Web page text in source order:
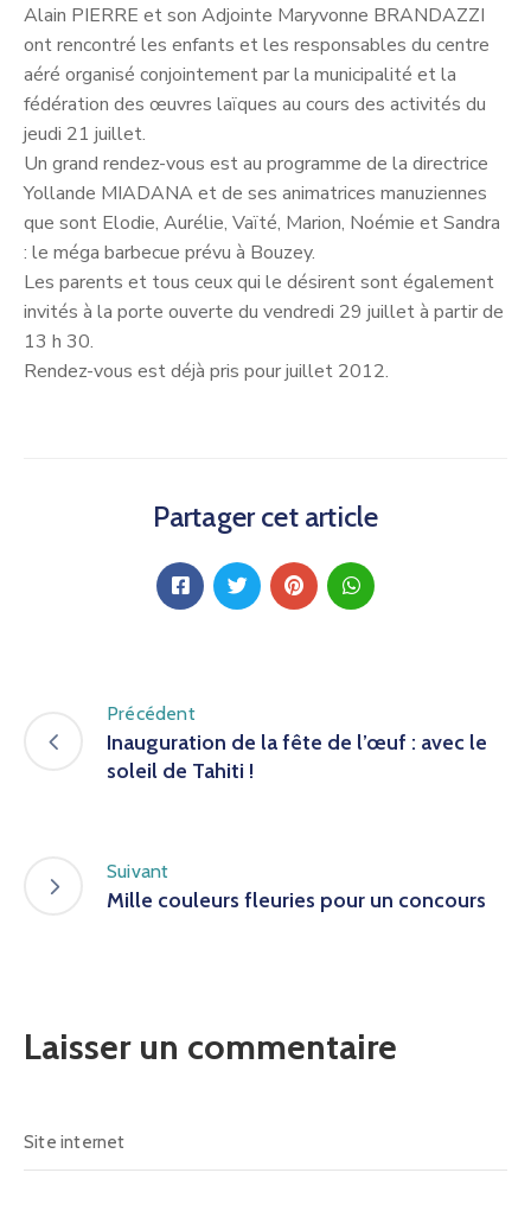
Alain PIERRE et son Adjointe Maryvonne BRANDAZZI
ont rencontré les enfants et les responsables du centre
aéré organisé conjointement par la municipalité et la
fédération des œuvres laïques au cours des activités du
jeudi 21 juillet.
Un grand rendez-vous est au programme de la directrice
Yollande MIADANA et de ses animatrices manuziennes
que sont Elodie, Aurélie, Vaïté, Marion, Noémie et Sandra
: le méga barbecue prévu à Bouzey.
Les parents et tous ceux qui le désirent sont également
invités à la porte ouverte du vendredi 29 juillet à partir de
13 h 30.
Rendez-vous est déjà pris pour juillet 2012.
Partager cet article
Précédent
Inauguration de la fête de l’œuf : avec le
soleil de Tahiti !
Suivant
Mille couleurs fleuries pour un concours
Laisser un commentaire